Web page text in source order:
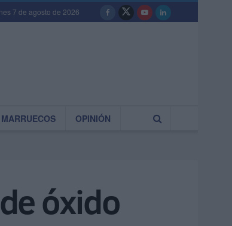
7 de agosto de 2026
MARRUECOS OPINIÓN
óxido